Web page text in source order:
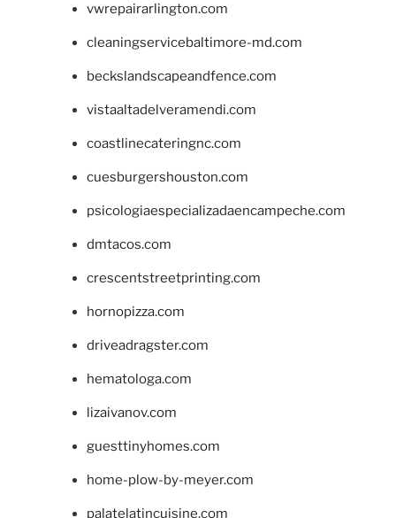
vwrepairarlington.com
cleaningservicebaltimore-md.com
beckslandscapeandfence.com
vistaaltadelveramendi.com
coastlinecateringnc.com
cuesburgershouston.com
psicologiaespecializadaencampeche.com
dmtacos.com
crescentstreetprinting.com
hornopizza.com
driveadragster.com
hematologa.com
lizaivanov.com
guesttinyhomes.com
home-plow-by-meyer.com
palatelatincuisine.com